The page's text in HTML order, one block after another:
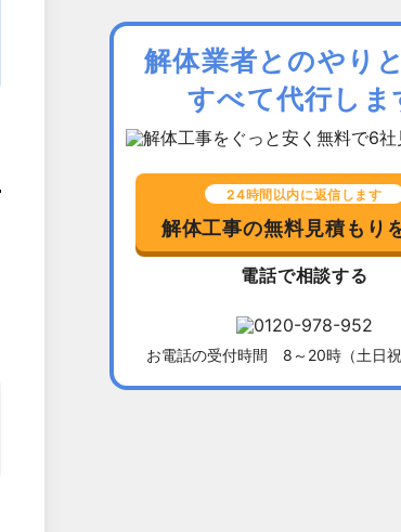
解体業者とのやり
すべて代行しま
24時間以内に返信します
解体工事の無料見積もり
電話で相談する
お電話の受付時間 8～20時（土日祝